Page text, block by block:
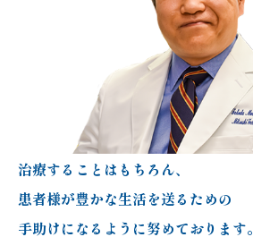
治療することはもちろん、
患者様が豊かな生活を送るための
手助けになるように努めております。